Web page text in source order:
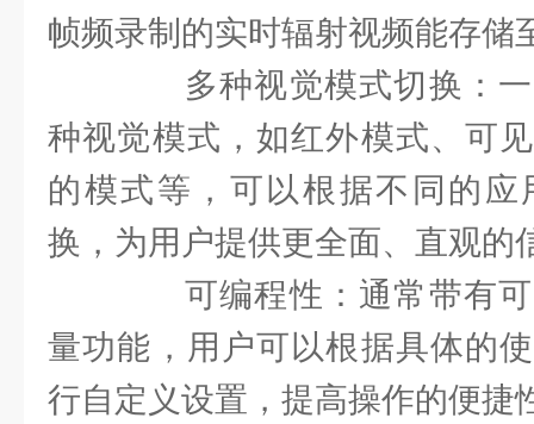
帧频录制的实时辐射视频能存储
多种视觉模式切换：一
种视觉模式，如红外模式、可
的模式等，可以根据不同的
换，为用户提供更全面、直观的
可编程性：通常带有可
量功能，用户可以根据具体的
行自定义设置，提高操作的便捷